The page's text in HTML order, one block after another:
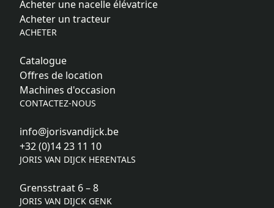
Acheter une nacelle élévatrice
Acheter un tracteur
ACHETER
Catalogue
Offres de location
Machines d'occasion
CONTACTEZ-NOUS
info@jorisvandijck.be
+32 (0)14 23 11 10
JORIS VAN DIJCK HERENTALS
Grensstraat 6 – 8
JORIS VAN DIJCK GENK